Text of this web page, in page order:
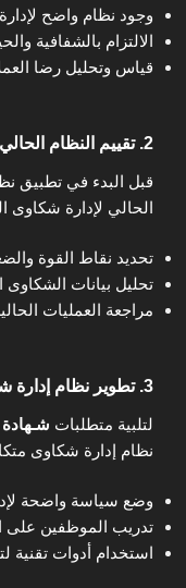
وجود نظام واضح
الالتزام بالشفافية
قياس وتحليل رضا
2. تقييم النظام
قبل البدء في تطبيق
الحالي لإدارة شكاوى
تحديد نقاط القوة
تحليل بيانات
مراجعة العمليات
3. تطوير نظام إدارة
لتلبية متطلبات شـهادة
نظام إدارة شكاوى
وضع سياسة واضحة
تدريب الموظفين على
استخدام أدوات تقنية